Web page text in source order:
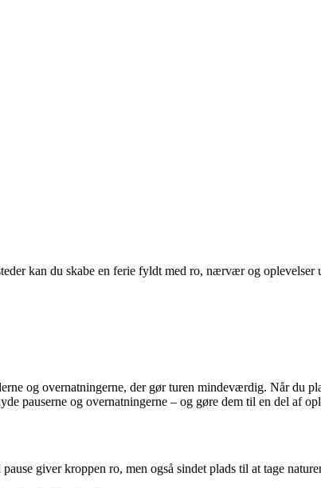
kan du skabe en ferie fyldt med ro, nærvær og oplevelser
og overnatningerne, der gør turen mindeværdig. Når du
pauserne og overnatningerne – og gøre dem til en del af
giver kroppen ro, men også sindet plads til at tage